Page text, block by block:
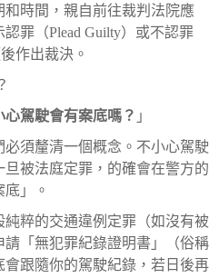
時間，親自前往裁判法院應
罪（Plead Guilty）或不認罪
作出裁決。
心駕駛會有案底嗎？ 」
必須釐清一個概念。不小心駕駛
被法庭定罪，的確會在警方的
」。
粹的交通違例定罪（如沒有被
請「無犯罪紀錄證明書」（俗稱
會跟隨你的駕駛紀錄，若日後再